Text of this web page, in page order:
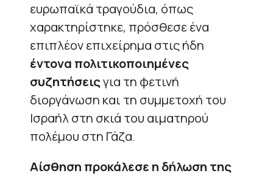
ευρωπαϊκά τραγούδια, όπως
χαρακτηρίστηκε, πρόσθεσε ένα
επιπλέον επιχείρημα στις ήδη
έντονα πολιτικοποιημένες
συζητήσειςγια τη φετινή
διοργάνωση και τη συμμετοχή του
Ισραήλ στη σκιά του αιματηρού
πολέμου στη Γάζα.
Αίσθηση προκάλεσε η δήλωση της